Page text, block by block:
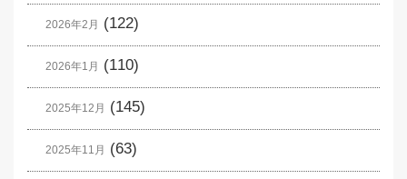
2026年2月 (122)
2026年1月 (110)
2025年12月 (145)
2025年11月 (63)